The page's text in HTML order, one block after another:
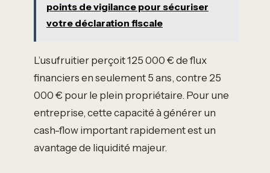
points de vigilance pour sécuriser
votre déclaration fiscale
L’usufruitier perçoit 125 000 € de flux
financiers en seulement 5 ans, contre 25
000 € pour le plein propriétaire. Pour une
entreprise, cette capacité à générer un
cash-flow important rapidement est un
avantage de liquidité majeur.